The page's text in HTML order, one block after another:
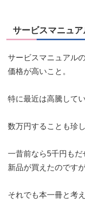
サービスマニュ
サービスマニュアル
価格が高いこと。
特に最近は高騰して
数万円することも珍
一昔前なら5千円もだ
新品が買えたのです
それでも本一冊と考